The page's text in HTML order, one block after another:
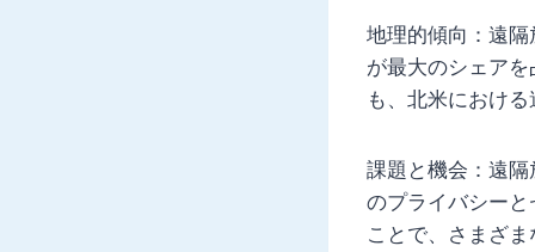
地理的傾向：遠
が最大のシェア
も、北米におけ
課題と機会：遠
のプライバシー
ことで、さまざ